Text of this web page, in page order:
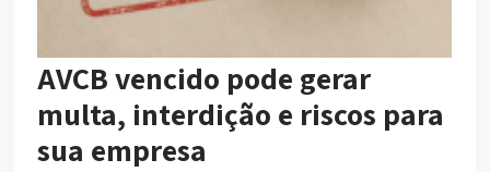
AVCB vencido pode gerar
multa, interdição e riscos para
sua empresa